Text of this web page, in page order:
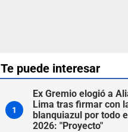
Te puede interesar
1
Ex Gremio elogió a
Lima tras firmar con
blanquiazul por todo
2026: "Proyecto"